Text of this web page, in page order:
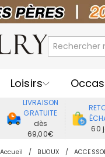
Loisirs
Destinataires
Nouveaux
LIVRAISON
GRATUITE
dès
69,00€
60
Accueil BIJOUX